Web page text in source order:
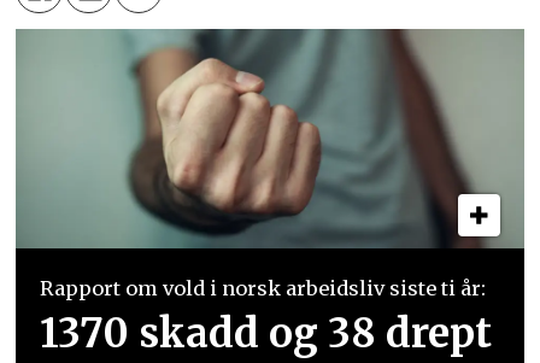
Rapport om vold i norsk arbeidsliv siste ti år:
1370 skadd og 38 drept